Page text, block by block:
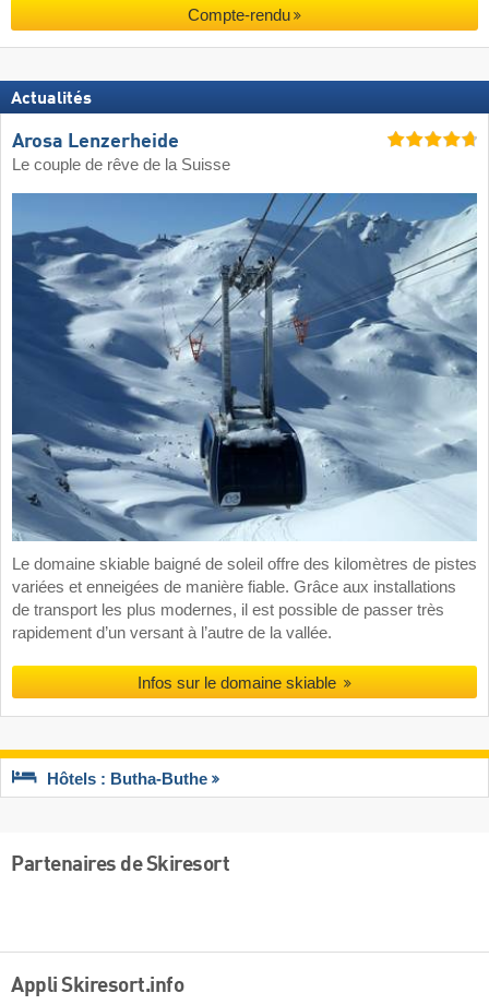
Compte-rendu
Actualités
Arosa Lenzerheide
Le couple de rêve de la Suisse
Le domaine skiable baigné de soleil offre des kilomètres de pistes
variées et enneigées de manière fiable. Grâce aux installations
de transport les plus modernes, il est possible de passer très
rapidement d’un versant à l’autre de la vallée.
Infos sur le domaine skiable
Hôtels : Butha-Buthe
Partenaires de Skiresort
Appli Skiresort.info